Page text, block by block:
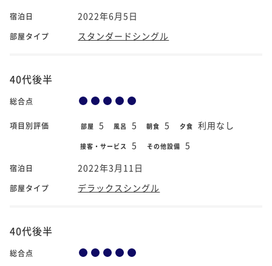
宿泊日 2022年6月5日
部屋タイプ スタンダードシングル
40代後半
総合点
項目別評価 部屋 5 風呂 5 朝食 5 夕食 利用なし
接客・サービス 5 その他設備 5
宿泊日 2022年3月11日
部屋タイプ デラックスシングル
40代後半
総合点